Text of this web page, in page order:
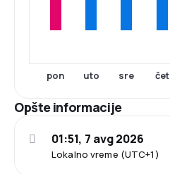
pon uto sre čet
Opšte informacije
Lokalno vreme (UTC+1)
01:51, 7 avg 2026